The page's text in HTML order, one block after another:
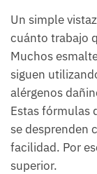
Un simple
cuánto trabajo
Muchos
siguen
alérgenos
Estas fórmulas
se desprenden
facilidad. Por
superior.